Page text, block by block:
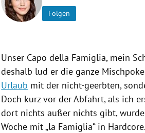
Folgen
Unser Capo della Famiglia, mein
deshalb lud er die ganze
Urlaub mit der nicht-geerbten,
Doch kurz vor der Abfahrt, als ich
dort nichts außer nichts gibt,
Woche mit „la Famiglia“ in